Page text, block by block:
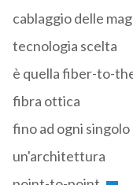
cablaggio delle
tecnologia scelta
è quella fiber-to-
fibra ottica
fino ad ogni
un'architettura